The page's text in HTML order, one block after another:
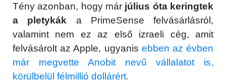
Tény azonban, hogy már július óta keringtek
a pletykák a PrimeSense felvásárlásról,
valamint nem ez az első izraeli cég, amit
felvásárolt az Apple, ugyanis ebben az évben
már megvette Anobit nevű vállalatot is,
körülbelül félmillió dollárért.